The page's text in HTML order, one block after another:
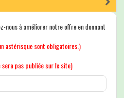
nous à améliorer notre offre en donnant
astérisque sont obligatoires.)
sera pas publiée sur le site)